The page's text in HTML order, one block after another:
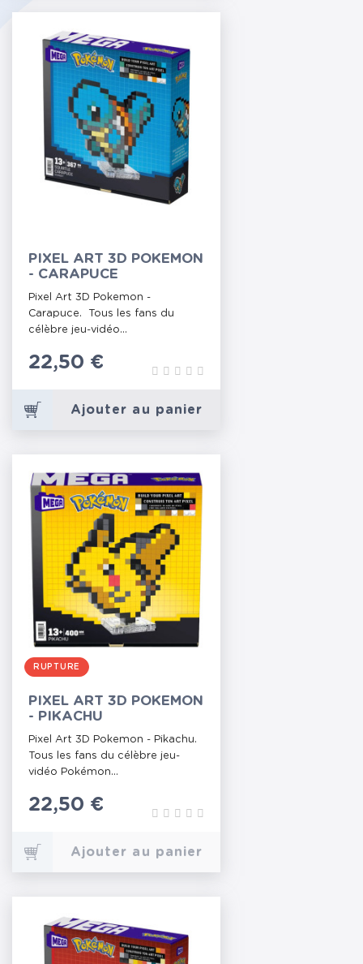
PIXEL ART 3D POKEMON
- CARAPUCE
Pixel Art 3D Pokemon -
Carapuce. Tous les fans du
célèbre jeu-vidéo...
Prix
22,50 €
Ajouter au panier
RUPTURE
PIXEL ART 3D POKEMON
- PIKACHU
Pixel Art 3D Pokemon - Pikachu.
Tous les fans du célèbre jeu-
vidéo Pokémon...
Prix
22,50 €
Ajouter au panier